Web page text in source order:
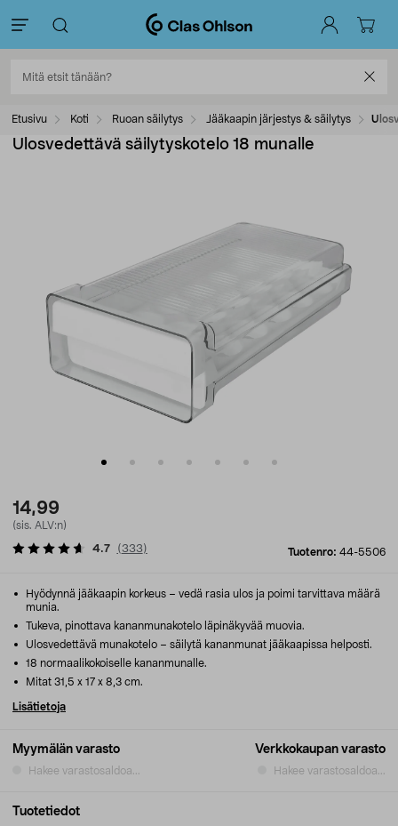
Etusivu Koti Ruoan säilytys Jääkaapin järjestys & säilytys
Ulosvedettävä säilytyskotelo 18 munalle
14,99
(sis. ALV:n)
Tuotenro: 44-5506
4.7 (333)
Myymälän varasto
Hakee varastosaldoa...
Verkkokaupan varasto
Hakee varastosaldoa...
Hyödynnä jääkaapin korkeus – vedä rasia ulos ja poimi tarvittava määrä
munia.
Tukeva, pinottava kananmunakotelo läpinäkyvää muovia.
Ulosvedettävä munakotelo – säilytä kananmunat jääkaapissa helposti.
18 normaalikokoiselle kananmunalle.
Mitat 31,5 x 17 x 8,3 cm.
Lisätietoja
Tuotetiedot